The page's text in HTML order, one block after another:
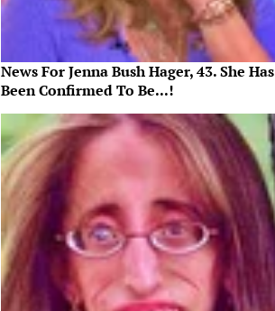
News For Jenna Bush Hager, 43. She Has
Been Confirmed To Be...!